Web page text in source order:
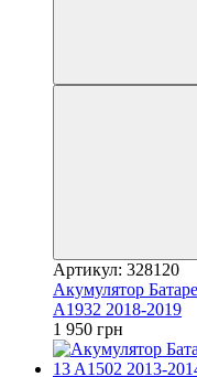
Артикул: 328120
Акумулятор
A1932 2018-2019
1 950 грн